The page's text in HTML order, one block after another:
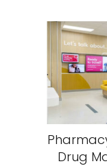
Drug